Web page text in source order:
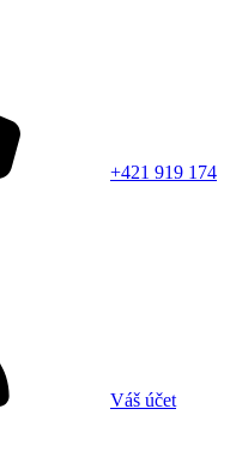
+421 919 174
Váš účet